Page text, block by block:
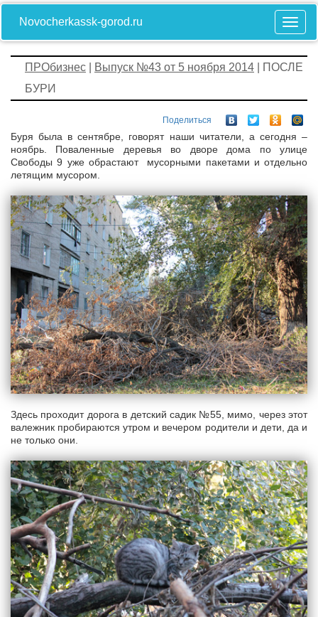
Novocherkassk-gorod.ru
ПРОбизнес Выпуск №43 от 5 ноября 2014 | ПОСЛЕ
БУРИ
Поделиться
Буря была в сентябре, говорят наши читатели, а сегодня –
ноябрь. Поваленные деревья во дворе дома по улице
Свободы 9 уже обрастают мусорными пакетами и отдельно
летящим мусором.
Здесь проходит дорога в детский садик №55, мимо, через этот
валежник пробираются утром и вечером родители и дети, да и
не только они.